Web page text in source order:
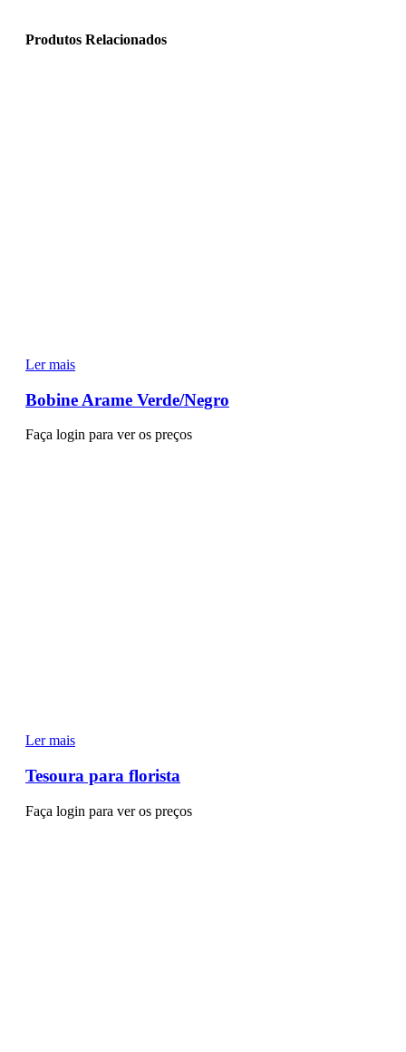
Produtos Relacionados
Ler mais
Bobine Arame Verde/Negro
Faça login para ver os preços
Ler mais
Tesoura para florista
Faça login para ver os preços